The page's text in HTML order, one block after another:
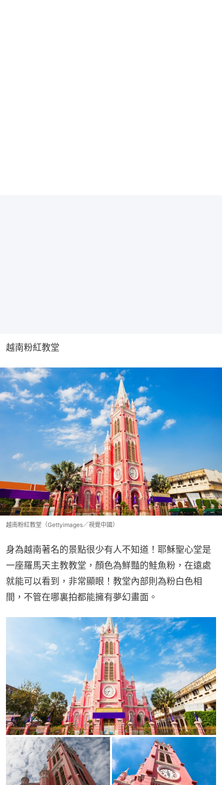
越南粉紅教堂
越南粉紅教堂（Gettyimages／視覺中國）
身為越南著名的景點很少有人不知道！耶穌聖心堂是
一座羅馬天主教教堂，顏色為鮮豔的鮭魚粉，在遠處
就能可以看到，非常顯眼！教堂內部則為粉白色相
間，不管在哪裏拍都能擁有夢幻畫面。